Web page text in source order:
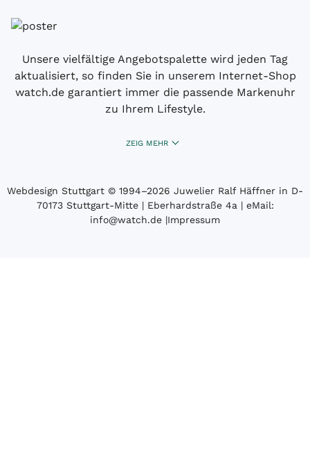
Unsere vielfältige Angebotspalette wird jeden Tag
aktualisiert, so finden Sie in unserem Internet-Shop
watch.de garantiert immer die passende Markenuhr
zu Ihrem Lifestyle.
ZEIG MEHR
Webdesign Stuttgart © 1994­–2026 Juwelier Ralf Häffner in D-
70173 Stuttgart-Mitte | Eberhardstraße 4a | eMail:
info@watch.de |Impressum